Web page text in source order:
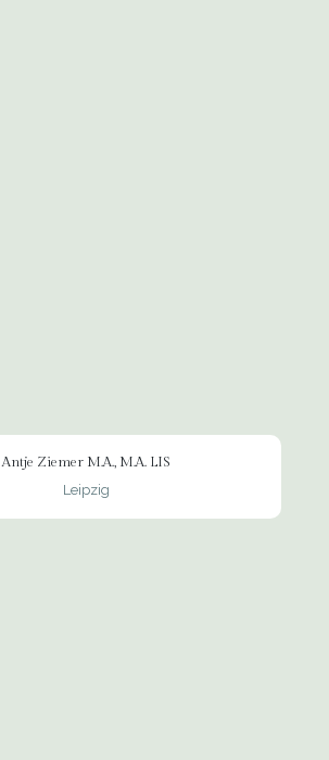
Antje Ziemer M.A., M.A. LIS
Leipzig